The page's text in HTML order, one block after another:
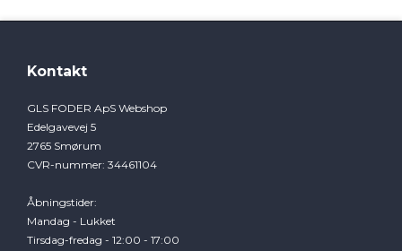
Kontakt
GLS FODER ApS Webshop
Edelgavevej 5
2765 Smørum
CVR-nummer: 34461104
Åbningstider:
Mandag - Lukket
Tirsdag-fredag - 12:00 - 17:00